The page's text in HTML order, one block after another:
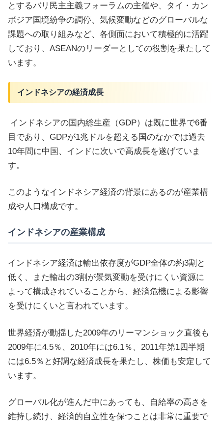
とするバリ民主主義フォーラムの主催や、タイ・カン
ボジア国境紛争の調停、気候変動などのグローバルな
課題への取り組みなど、各側面において積極的に活躍
しており、ASEANのリーダーとしての役割を果たして
います。
インドネシアの経済成長
インドネシアの国内総生産（GDP）は既に世界で6番
目であり、GDPが1兆ドルを超える国のなかでは過去
10年間に中国、インドに次いで高成長を遂げていま
す。
このようなインドネシア経済の背景にあるのが産業構
成や人口構成です。
インドネシアの産業構成
インドネシア経済は輸出依存度がGDP全体の約3割と
低く、また輸出の3割が景気変動を受けにくい資源に
よって構成されていることから、経済危機による影響
を受けにくいと言われています。
世界経済が動揺した2009年のリーマンショック直後も
2009年に4.5％、2010年には6.1％、2011年第1四半期
には6.5％と好調な経済成長を果たし、株価も安定して
います。
グローバル化が進んだ中にあっても、自給率の高さを
維持し続け、経済的自立性を保つことは非常に重要で